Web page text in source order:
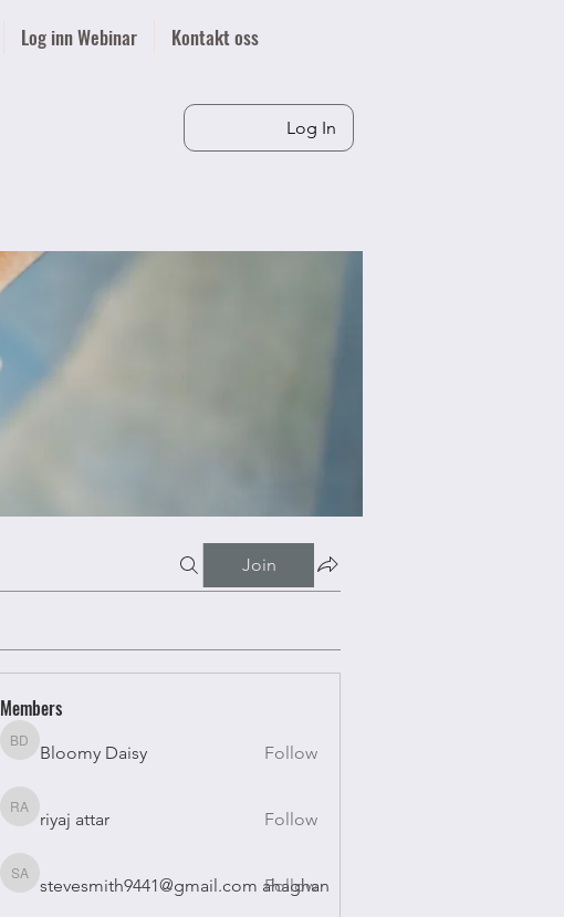
Log inn Webinar Kontakt oss
Log In
Join
Members
Bloomy Daisy
Bloomy Daisy Follow
riyaj attar
riyaj attar Follow
stevesmith9441@gmail.com ahaghan
stevesmith9441@gmail.com ahaghan
Follow